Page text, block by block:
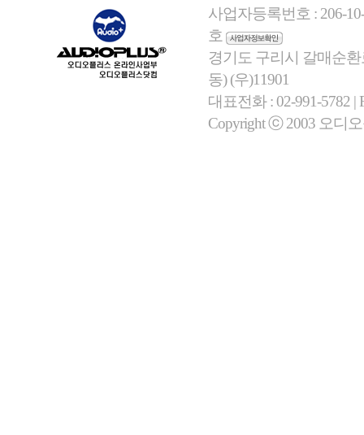
사업자등록번호 : 206-
호
경기도 구리시 갈매순
동) (우)11901
대표전화 : 02-991-5782 |
Copyright ⓒ 2003 오디오